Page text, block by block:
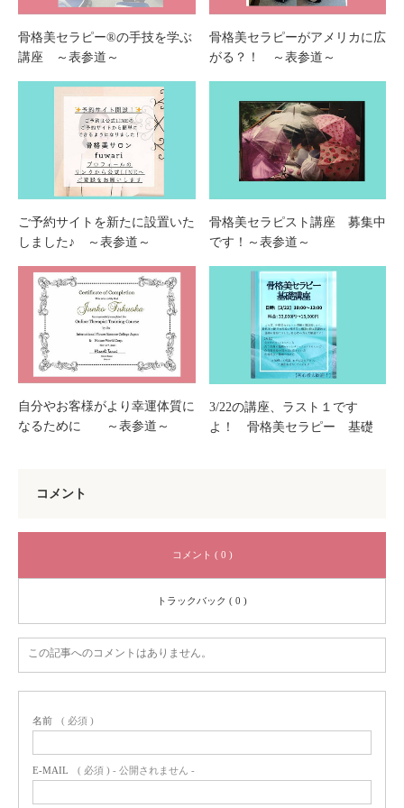
骨格美セラピー®︎の手技を学ぶ
講座 ～表参道～
骨格美セラピーがアメリカに広
がる？！ ～表参道～
ご予約サイトを新たに設置いた
しました♪ ～表参道～
骨格美セラピスト講座 募集中
です！～表参道～
自分やお客様がより幸運体質に
なるために ～表参道～
3/22の講座、ラスト１です
よ！ 骨格美セラピー 基礎
コメント
コメント ( 0 )
トラックバック ( 0 )
この記事へのコメントはありません。
名前 ( 必須 )
E-MAIL ( 必須 ) - 公開されません -